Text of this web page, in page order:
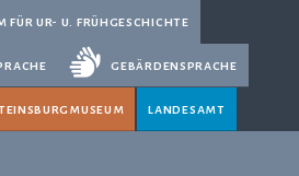
für ur- u. frühgeschichte
gebärdensprache
landesamt